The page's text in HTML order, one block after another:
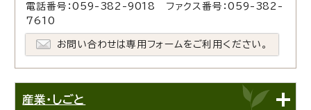
電話番号：059-382-9018 ファクス番号：059-382-
7610
お問い合わせは専用フォームをご利用ください。
産業・しごと